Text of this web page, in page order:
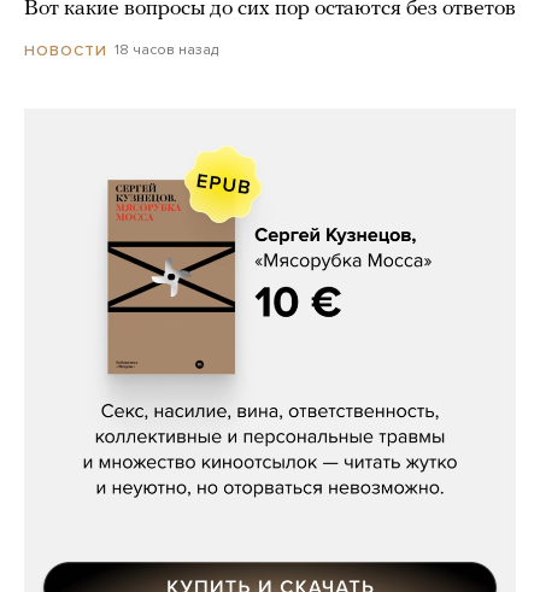
Вот какие вопросы до сих пор остаются без ответов
НОВОСТИ 18 часов назад
Сергей Кузнецов, «Мясорубка